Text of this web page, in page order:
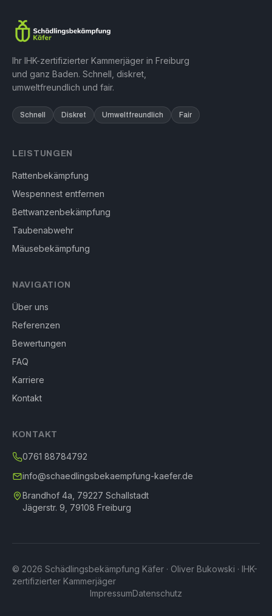
Ihr IHK-zertifizierter Kammerjäger in Freiburg
und ganz Baden. Schnell, diskret,
umweltfreundlich und fair.
Schnell Diskret Umweltfreundlich Fair
LEISTUNGEN
Rattenbekämpfung
Wespennest entfernen
Bettwanzenbekämpfung
Taubenabwehr
Mäusebekämpfung
NAVIGATION
Über uns
Referenzen
Bewertungen
FAQ
Karriere
Kontakt
KONTAKT
0761 88784792
info@schaedlingsbekaempfung-kaefer.de
Brandhof 4a, 79227 Schallstadt
Jägerstr. 9, 79108 Freiburg
© 2026 Schädlingsbekämpfung Käfer · Oliver Bukowski · IHK-
zertifizierter Kammerjäger
ImpressumDatenschutz